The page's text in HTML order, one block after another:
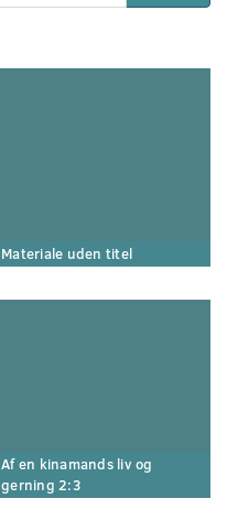
Materiale uden titel
Af en kinamands liv og
gerning 2:3